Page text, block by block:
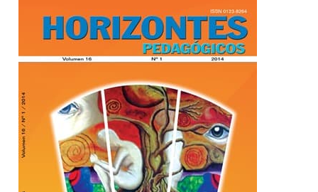
Barra lateral del artículo